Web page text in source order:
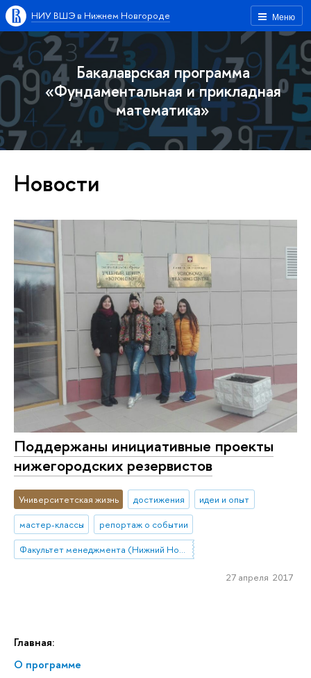
Меню
НИУ ВШЭ в Нижнем Новгороде
Бакалаврская программа
«Фундаментальная и прикладная
математика»
Главная:
О программе
Новости
Поддержаны инициативные проекты
нижегородских резервистов
Университетская жизнь достижения
идеи и опыт
мастер-классы
репортаж о событии
Факультет менеджмента (Нижний Новгород)
27 апреля 2017